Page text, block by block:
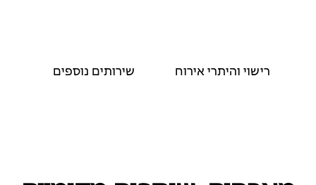
רישוי והיתרי אירוח שירותים נוספים